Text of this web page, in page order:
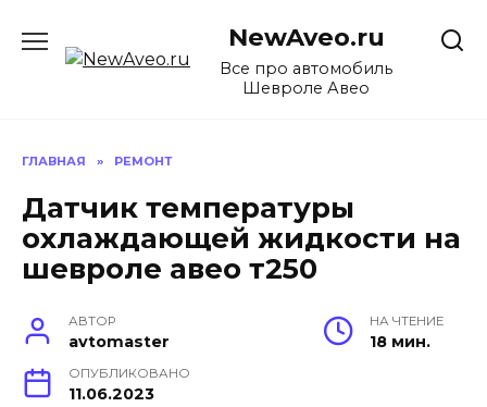
содержанию
NewAveo.ru
Все про автомобиль
Шевроле Авео
ГЛАВНАЯ » РЕМОНТ
Датчик температуры
охлаждающей жидкости на
шевроле авео т250
АВТОР
avtomaster
НА ЧТЕНИЕ
18 мин.
ОПУБЛИКОВАНО
11.06.2023